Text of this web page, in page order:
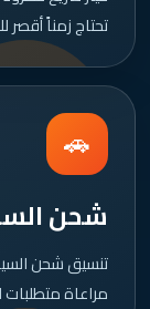
تحتاج زمناً
🚗
شحن
تنسيق شحن
مراعاة